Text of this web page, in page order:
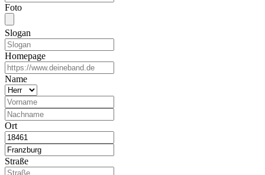
Foto
Slogan
Homepage
Name
Ort
Straße